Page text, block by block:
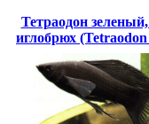
Тетраодон
иглобрюх